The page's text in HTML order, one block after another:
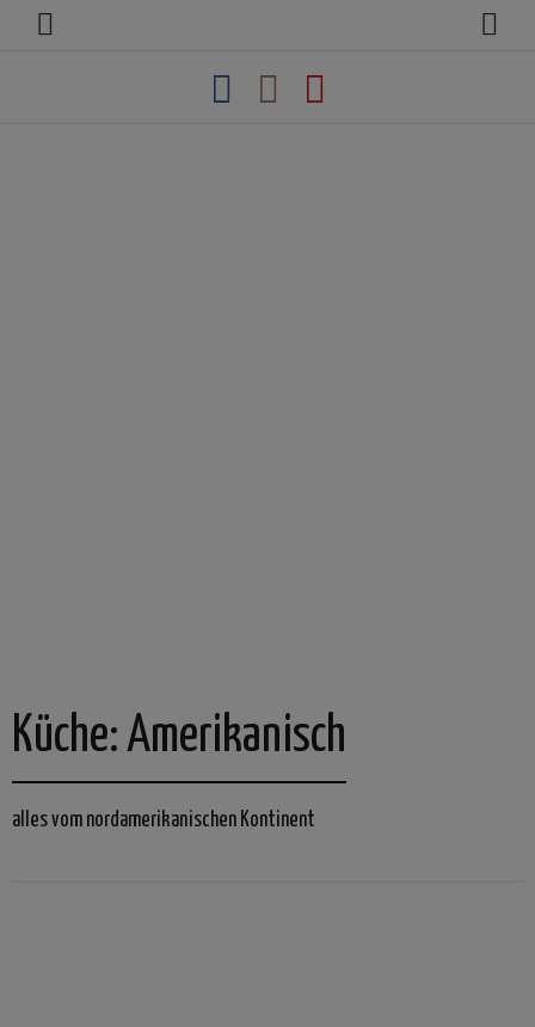
Küche:Amerikanisch
alles vom nordamerikanischen Kontinent